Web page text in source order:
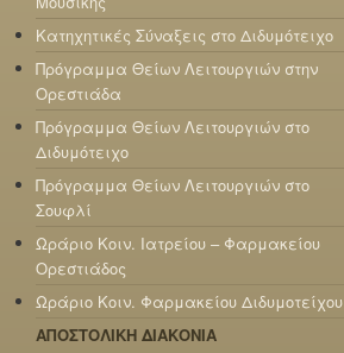
Κατηχητικές Σύναξεις στο Διδυμότειχο
Πρόγραμμα Θείων Λειτουργιών στην
Ορεστιάδα
Πρόγραμμα Θείων Λειτουργιών στο
Διδυμότειχο
Πρόγραμμα Θείων Λειτουργιών στο
Σουφλί
Ωράριο Κοιν. Ιατρείου – Φαρμακείου
Ορεστιάδος
Ωράριο Κοιν. Φαρμακείου Διδυμοτείχου
ΑΠΟΣΤΟΛΙΚΗ ΔΙΑΚΟΝΙΑ